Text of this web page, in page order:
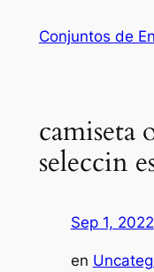
Conjuntos de
camiseta
seleccin
Sep 1, 2022
en